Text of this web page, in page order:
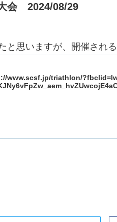
会 2024/08/29
と思いますが、開催され
www.scsf.jp/triathlon/